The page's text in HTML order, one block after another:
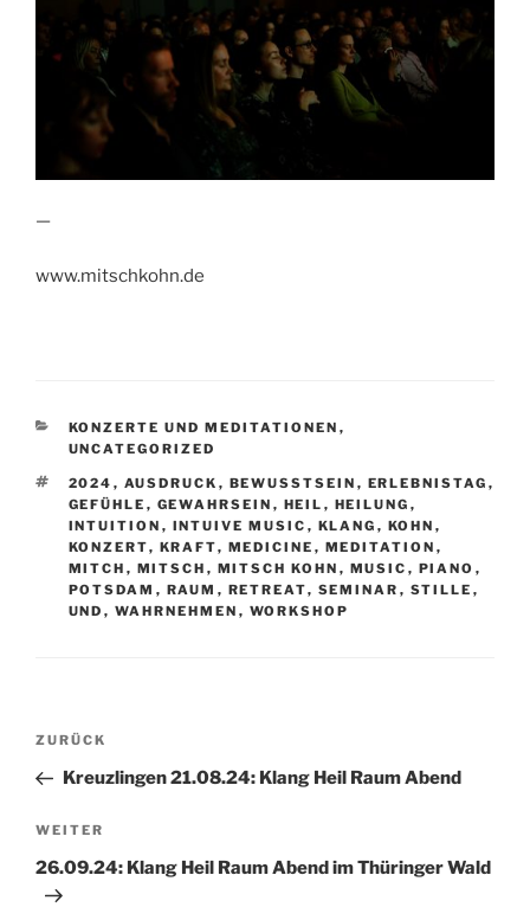
—
www.mitschkohn.de
KATEGORIEN
KONZERTE UND MEDITATIONEN ,
UNCATEGORIZED
SCHLAGWÖRTER
2024 , AUSDRUCK , BEWUSSTSEIN , ERLEBNISTAG ,
GEFÜHLE , GEWAHRSEIN , HEIL , HEILUNG ,
INTUITION , INTUIVE MUSIC , KLANG , KOHN ,
KONZERT, KRAFT, MEDICINE , MEDITATION ,
MITCH , MITSCH , MITSCH KOHN , MUSIC , PIANO ,
POTSDAM , RAUM , RETREAT, SEMINAR , STILLE ,
UND , WAHRNEHMEN , WORKSHOP
Beitragsnavigation
Vorheriger
Beitrag
ZURÜCK
Kreuzlingen 21.08.24: Klang Heil Raum Abend
Nächster
Beitrag
WEITER
26.09.24: Klang Heil Raum Abend im Thüringer Wald